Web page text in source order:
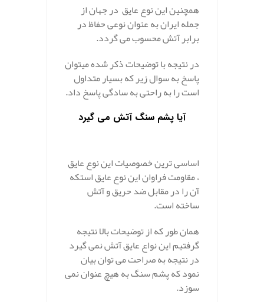
همچنین این نوع عایق در جهان از
جمله ایران به عنوان نوعی حفاظ در
برابر آتش محسوب می گردد.
در نتیجه با توضیحات ذکر شده میتوان
پاسخ به سوال زیر که بسیار متداول
است را به راحتی به سادگی پاسخ داد.
آیا پشم سنگ آتش می گیرد
اساسی ترین خصوصیات این نوع عایق
، مقاومت فراوان این نوع عایق استکه
آن را در مقابل ضد حریق و آتش
ساخته است.
همان طور که از توضیحات بالا نتیجه
گرفتیم این نواع عایق آتش نمی گیرد
در نتیجه به صراحت می توان بیان
نمود که پشم سنگ به هیچ عنوان نمی
سوزد.